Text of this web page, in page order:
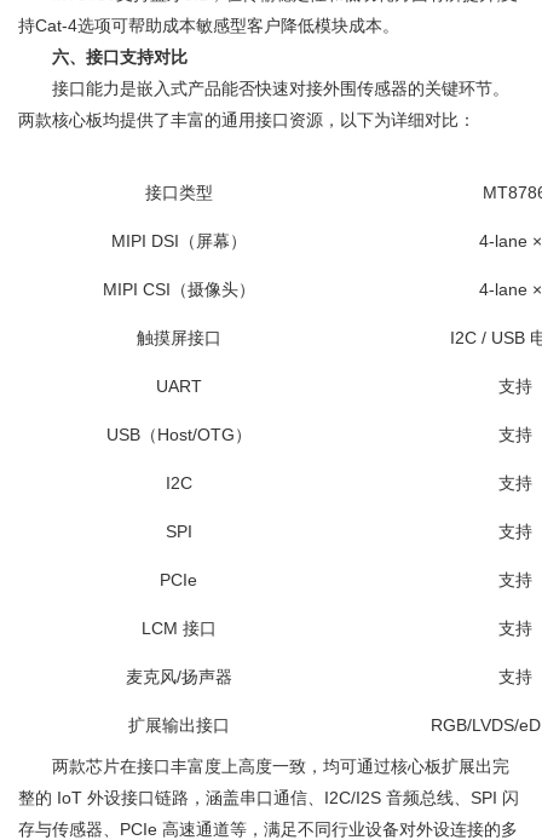
持Cat-4选项可帮助成本敏感型客户降低模块成本。
六、接口支持对比
接口能力是嵌入式产品能否快速对接外围传感器的关键环节。
两款核心板均提供了丰富的通用接口资源，以下为详细对比：
接口类型
MIPI DSI（屏幕） 4-lane
MIPI CSI（摄像头） 4-lane
触摸屏接口 I2C / USB
UART 支持
USB（Host/OTG） 支持
I2C 支持
SPI 支持
PCIe 支持
LCM 接口 支持
麦克风/扬声器 支持
扩展输出接口 RGB/LVDS/
两款芯片在接口丰富度上高度一致，均可通过核心板扩展出完
整的 IoT 外设接口链路，涵盖串口通信、I2C/I2S 音频总线、SPI 闪
存与传感器、PCIe 高速通道等，满足不同行业设备对外设连接的多